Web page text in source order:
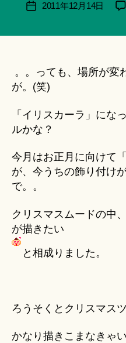
投
2011年12月14日
。。っても、場所が変
が。(笑)
「イリスカーラ」にな
ルかな？
今月はお正月に向けて
が、今うちの飾り付け
で。。
クリスマスムードの中
が描きたい
と相成りました。
ろうそくとクリスマスツ
かなり描きこまなきゃ